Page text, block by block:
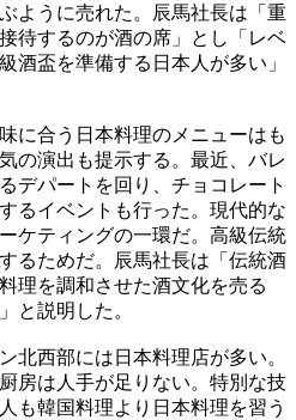
ように売れた。辰馬社長は「重
待するのが酒の席」とし「レベ
酒盃を準備する日本人が多い」
に合う日本料理のメニューはも
の演出も提示する。最近、バレ
デパートを回り、チョコレート
るイベントも行った。現代的な
ケティングの一環だ。高級伝統
るためだ。辰馬社長は「伝統酒
理を調和させた酒文化を売る
と説明した。
北西部には日本料理店が多い。
房は人手が足りない。特別な技
も韓国料理より日本料理を習う